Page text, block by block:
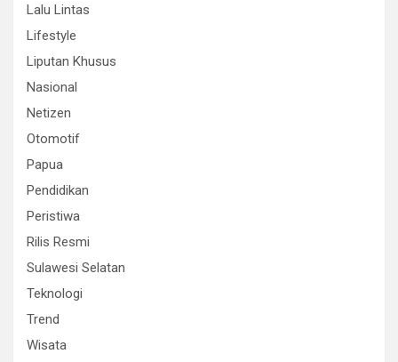
Lalu Lintas
Lifestyle
Liputan Khusus
Nasional
Netizen
Otomotif
Papua
Pendidikan
Peristiwa
Rilis Resmi
Sulawesi Selatan
Teknologi
Trend
Wisata